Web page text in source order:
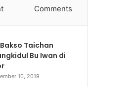
Comments
Taichan
Bu Iwan di
10, 2019